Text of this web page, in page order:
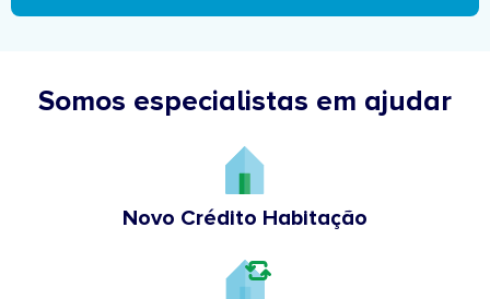
Somos especialistas em ajudar
Novo Crédito Habitação